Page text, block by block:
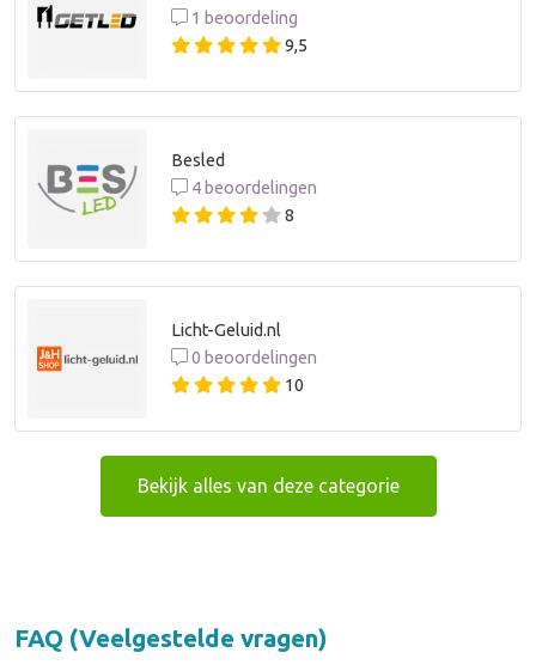
1 beoordeling
9,5
Besled
4 beoordelingen
8
Licht-Geluid.nl
0 beoordelingen
10
Bekijk alles van deze categorie
FAQ (Veelgestelde vragen)